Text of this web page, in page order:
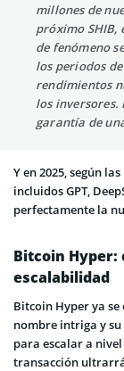
millones de
próximo SHIB,
de fenómeno
los periodos
rendimientos
los inversores.
garantía de
Y en 2025, según
incluidos GPT,
perfectamente la
Bitcoin
escalabilidad
Bitcoin Hyper ya
nombre intriga y
para escalar a
transacción